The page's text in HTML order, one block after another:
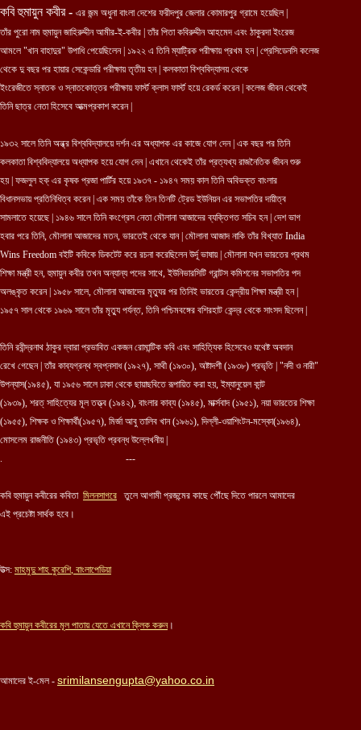
কবি হুমায়ুন কবীর- এর জন্ম অধুনা বাংলা দেশের ফরীদপুর জেলার কোমারপুর গ্রামে হয়েছিল |
তাঁর পুরো নাম হুমায়ুন জাহিরুদ্দীন আমীর-ই-কবীর | তাঁর পিতা কবিরুদ্দীন আহমেদ এবং ঠাকুরদা ইংরেজ
আমলে "খান বাহাদুর" উপাধি পেয়েছিলেন | ১৯২২ এ তিনি ম্যাট্রিক পরীক্ষায় প্রখম হন | প্রেসিডেনসি কলেজ
থেকে দু বছর পর হায়ার সেকেন্ডারি পরীক্ষায় তৃতীয় হন | কলকাতা বিশ্ববিদ্যালয় থেকে
ইংরেজীতে স্নাতক ও স্নাতকোত্তর পরীক্ষায় ফার্স্ট ক্লাস ফার্স্ট হয়ে রেকর্ড করেন | কলেজ জীবন থেকেই
তিনি ছাত্র নেতা হিসেবে আত্মপ্রকাশ করেন |
১৯৩২ সালে তিনি অন্ধ্র বিশ্ববিদ্যালয়ে দর্শন এর অধ্যাপক এর কাজে যোগ দেন | এক বছর পর তিনি
কলকাতা বিশ্ববিদ্যালয়ে অধ্যাপক হয়ে যোগ দেন | এখানে থেকেই তাঁর প্রত্যখ্য রাজনৈতিক জীবন শুরু
হয় | ফজলুল হক্ এর কৃষক প্রজা পার্টির হয়ে ১৯৩৭ - ১৯৪৭ সময় কাল তিনি অবিভক্ত বাংলার
বিধানসভায় প্রতিনিধিত্ব করেন | এক সময় তাঁকে তিন তিনটি ট্রেড ইউনিয়ন এর সভাপতির দায়ীত্ব
সামলাতে হয়েছে | ১৯৪৬ সালে তিনি কংগ্রেস নেতা মৌলানা আজাদের ব্যক্তিগত সচিব হন | দেশ ভাগ
হবার পরে তিনি, মৌলানা আজাদের মতন, ভারতেই থেকে যান | মৌলানা আজাদ নাকি তাঁর বিখ্যাত India
Wins Freedom বইটি কবিকে ডিকটেট করে রচনা করেছিলেন উর্দূ ভাষায় | মৌলানা যখন ভারতের প্রথম
শিক্ষা মন্ত্রী হন, হুমায়ুন কবীর তখন অন্যান্য পদের সাথে, ইউনিভারসিটি গ্রান্টস কমিশনের সভাপতির পদ
অলঙ্কৃত করেন | ১৯৫৮ সালে, মৌলানা আজাদের মৃত্যুর পর তিনিই ভারতের কেন্দ্রীয় শিক্ষা মন্ত্রী হন |
১৯৫৭ সাল থেকে ১৯৬৯ সালে তাঁর মৃত্যু পর্যন্ত, তিনি পশ্চিমবঙ্গের বশিরহাট কেন্দ্র থেকে সাংসদ ছিলেন |
তিনি রবীন্দ্রনাথ ঠাকুর দ্বারা প্রভাবিত একজন রোমান্টিক কবি এবং সাহিত্যিক হিসেবেও যথেষ্ট অবদান
রেখে গেছেন | তাঁর কাব্যগ্রন্থ স্বপ্নসাধ (১৯২৭), সাথী (১৯৩০), অষ্টাদশী (১৯৩৮) প্রভৃতি | "নদী ও নারী"
উপন্যাস(১৯৪৫), যা ১৯৫৬ সালে ঢাকা থেকে ছায়াছবিতে রূপায়িত করা হয়, ইম্যানুয়েল কান্ট
(১৯৩৯), শরত্ সাহিত্যের মূল তত্ত্ব (১৯৪২), বাংলার কাব্য (১৯৪৫), মার্ক্সবাদ (১৯৫১), নয়া ভারতের শিক্ষা
(১৯৫৫), শিক্ষক ও শিক্ষার্থী(১৯৫৭), মির্জা আবু তালিব খান (১৯৬১), দিল্লী-ওয়াশিংটন-মস্কো(১৯৬৪),
মোসলেম রাজনীতি (১৯৪৩) প্রভৃতি প্রবন্ধ উল্লেখনীয় |
. ---
কবি হুমায়ুন কবীরের কবিতা মিলনসাগরে তুলে আগামী প্রজন্মের কাছে পৌঁছে দিতে পারলে আমাদের
এই প্রচেষ্টা সার্থক হবে।
উত্স: মাহমুদু শাহ কুরেশি, বাংলাপেডিয়া
কবিহুমায়ুন কবীরের মূল পাতায় যেতে এখানে ক্লিক করুন।
আমাদের ই-মেল - srimilansengupta@yahoo.co.in